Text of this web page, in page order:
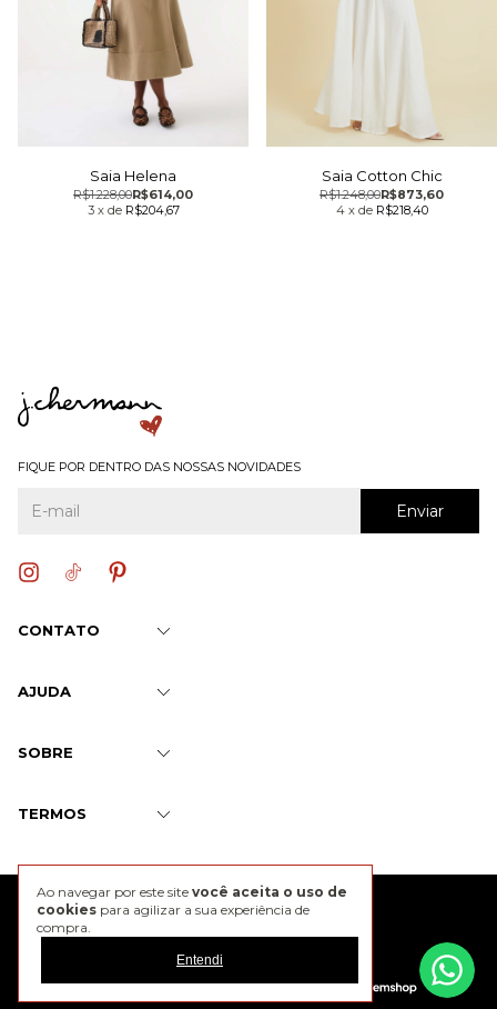
Ao navegar por este site você aceita o uso de
cookies para agilizar a sua experiência de
compra.
Entendi
Saia Helena
R$614,00
R$1.228,00
3 x de R$204,67
Saia Cotton Chic
R$873,60
R$1.248,00
4 x de R$218,40
FIQUE POR DENTRO DAS NOSSAS NOVIDADES
CONTATO
AJUDA
SOBRE
TERMOS
@2026 J. Chermann
Developed by Tecnology